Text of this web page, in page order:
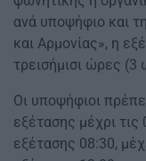
ανά υποψήφιο και
και Αρμονίας», η
τρεισήμισι ώρες
Οι υποψήφιοι
εξέτασης μέχρι
εξέτασης 08:30,